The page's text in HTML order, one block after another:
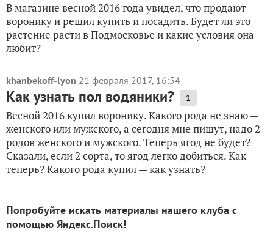
В магазине весной 2016 года увидел, что продают
воронику и решил купить и посадить. Будет ли это
растение расти в Подмосковье и какие условия она
любит?
khanbekoff-lyon 21 февраля 2017, 16:54
Как узнать пол водяники? 1
Весной 2016 купил воронику. Какого рода не знаю —
женского или мужского, а сегодня мне пишут, надо 2
родов женского и мужского. Теперь ягод не будет?
Сказали, если 2 сорта, то ягод легко добиться. Как
теперь? Какого рода купил — как узнать?
Попробуйте искать материалы нашего клуба с
помощью Яндекс.Поиск!